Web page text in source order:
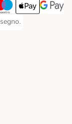
Method
Method
Payment Method
Payment
con Maestro.
Apple PayGoogle
Payment